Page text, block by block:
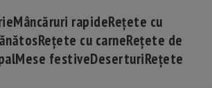
Mâncăruri rapideRețete cu
Rețete cu carneRețete de
Mese festiveDeserturiRețete